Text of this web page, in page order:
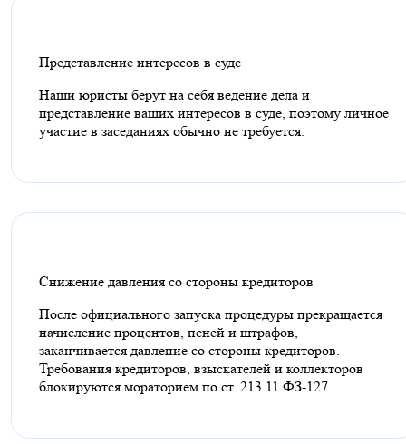
Представление интересов в суде
Наши юристы берут на себя ведение дела и
представление ваших интересов в суде, поэтому личное
участие в заседаниях обычно не требуется.
Снижение давления со стороны кредиторов
После официального запуска процедуры прекращается
начисление процентов, пеней и штрафов,
заканчивается давление со стороны кредиторов.
Требования кредиторов, взыскателей и коллекторов
блокируются мораторием по ст. 213.11 ФЗ-127.